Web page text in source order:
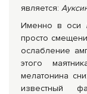
является:
Именно в оси
просто
ослабление
этого
мелатонина
известный